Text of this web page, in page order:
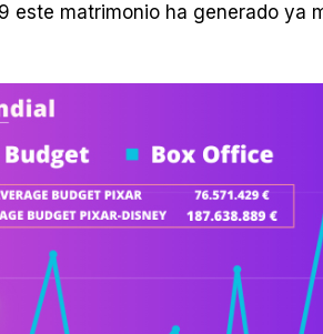
matrimonio ha generado ya